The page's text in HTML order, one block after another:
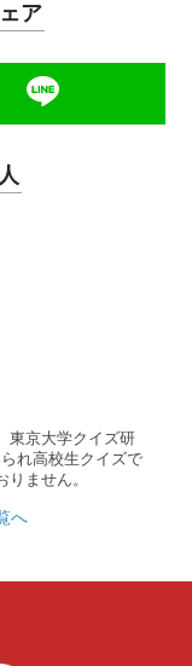
ア
東京大学クイズ研
れ高校生クイズで
ません。
へ